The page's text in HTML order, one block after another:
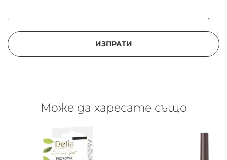
ИЗПРАТИ
Може да харесате също